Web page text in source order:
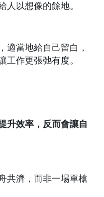
人以想像的餘地。
適當地給自己留白，
工作更張弛有度。
升效率，反而會讓自
共濟，而非一場單槍